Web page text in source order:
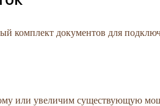
комплект документов для
или увеличим существующую